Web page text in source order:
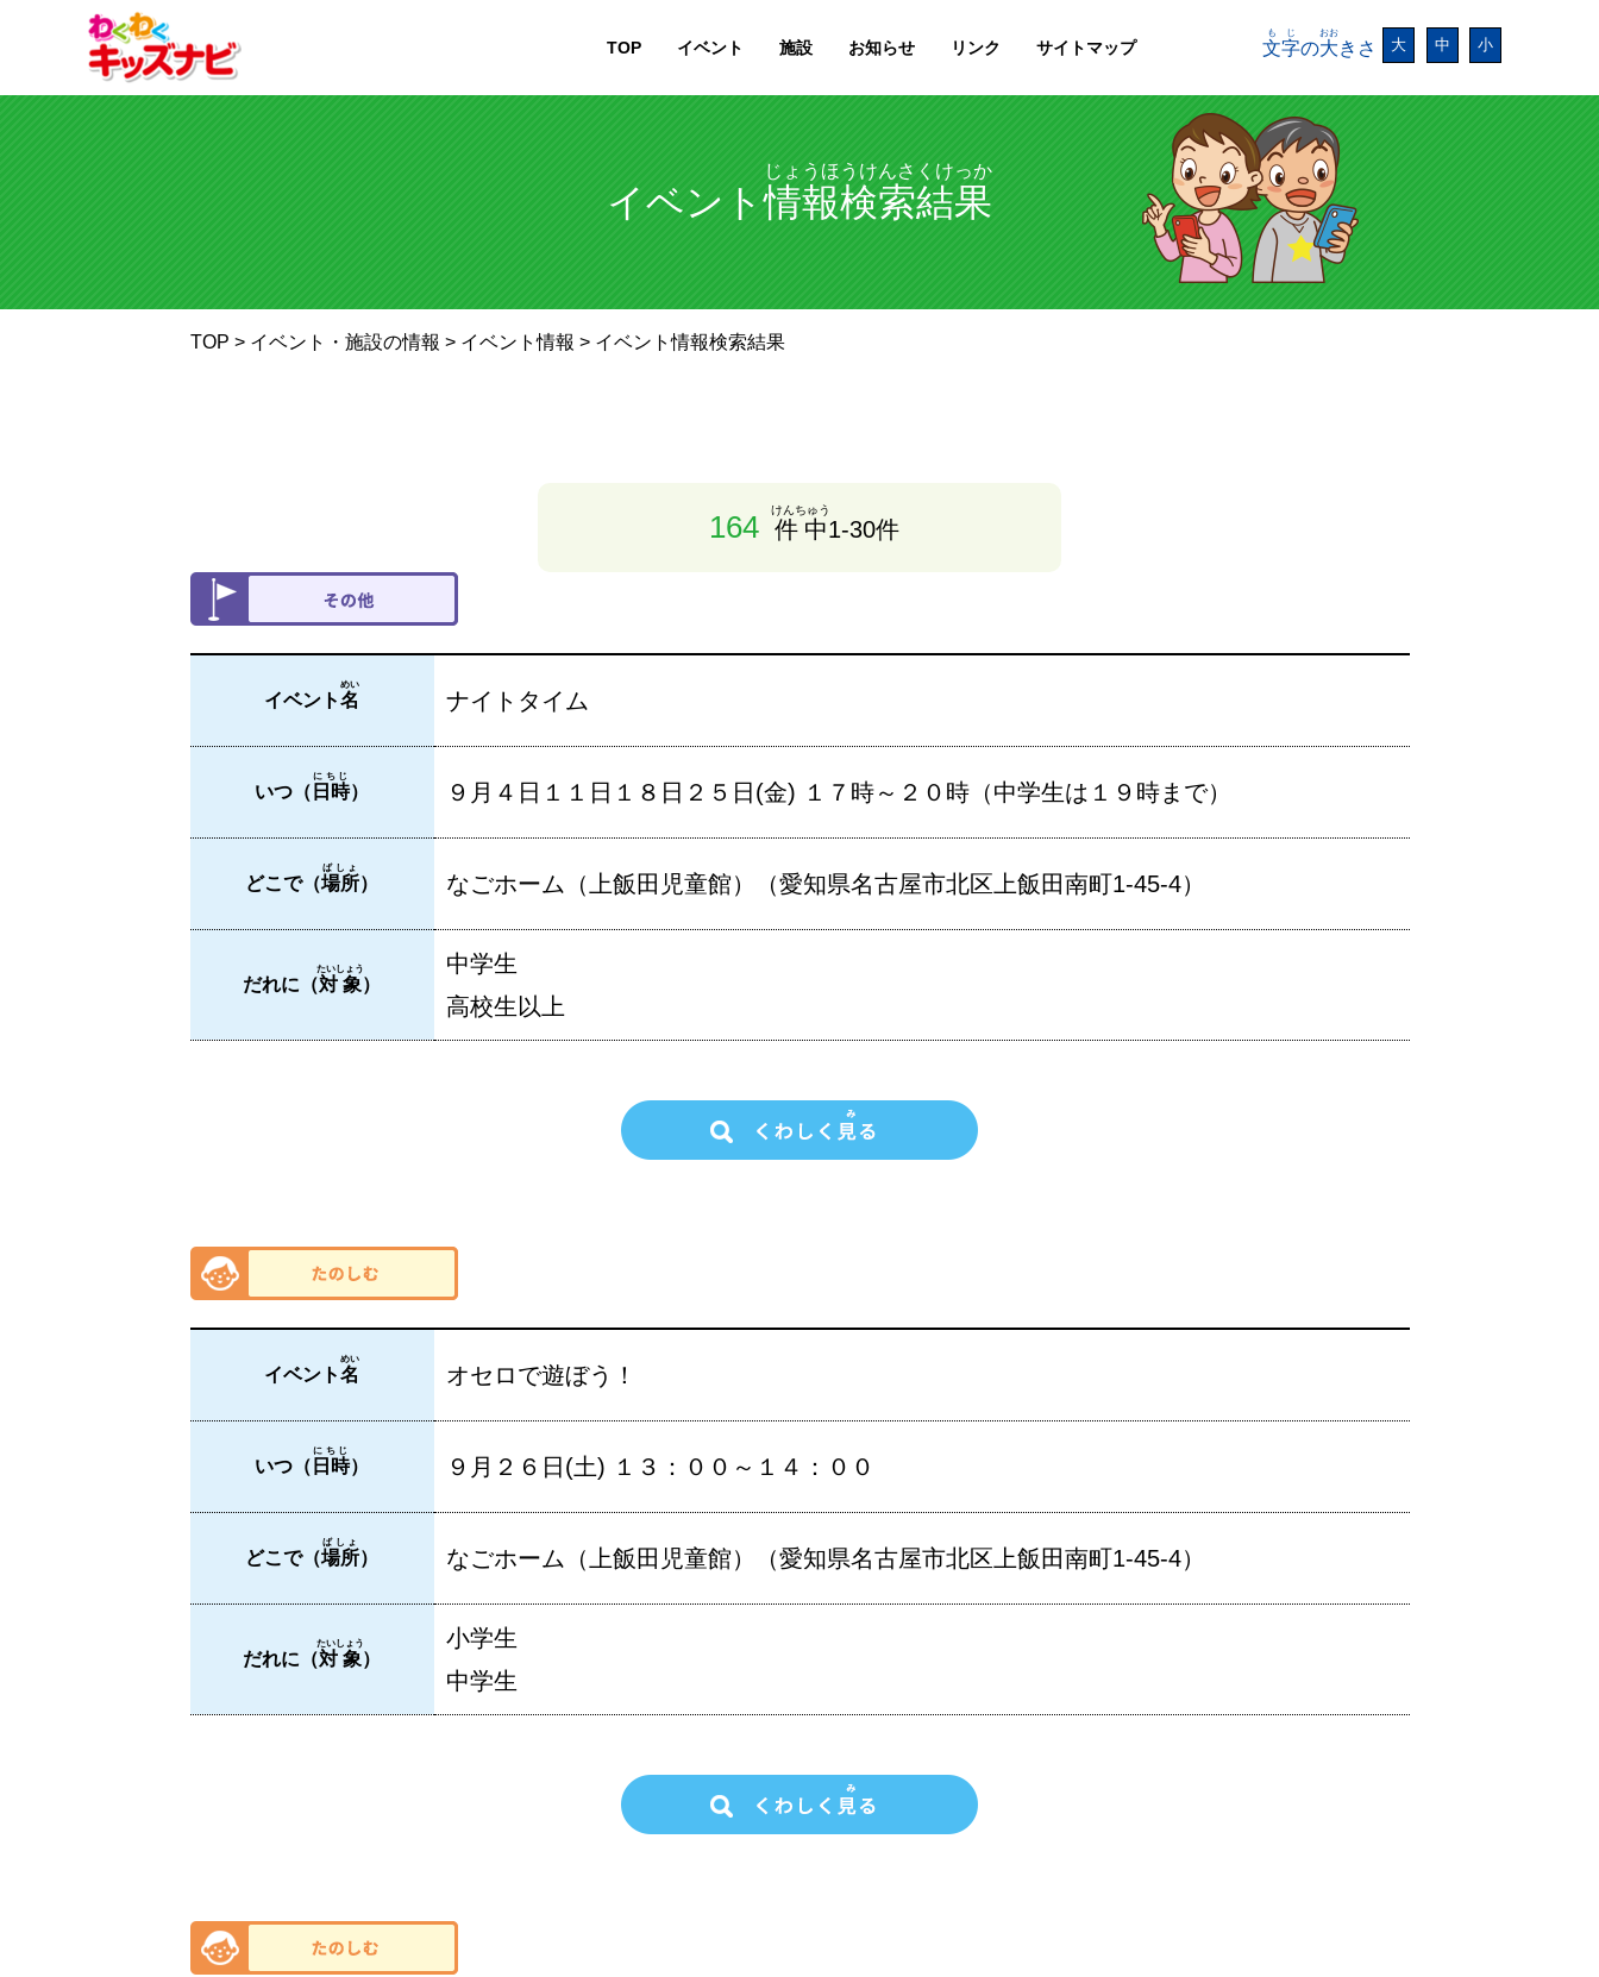
TOP イベント 施設 お知らせ リンク サイトマップ 文字
もじ
の大
おお
きさ 大 中 小
イベント情報検索結果
じょうほうけんさくけっか
TOP > イベント・施設の情報 > イベント情報 > イベント情報検索結果
164 件中
けんちゅう
1-30件
イベント名
めい
ナイトタイム
いつ（ 日時
にちじ
） ９月４日１１日１８日２５日(金) １７時～２０時（中学生は１９時まで）
どこで（場所
ばしょ
） なごホーム（上飯田児童館）（愛知県名古屋市北区上飯田南町1-45-4）
だれに（対象
たいしょう
）
中学生
高校生以上
イベント名
めい
オセロで遊ぼう！
いつ（ 日時
にちじ
） ９月２６日(土) １３：００～１４：００
どこで（場所
ばしょ
） なごホーム（上飯田児童館）（愛知県名古屋市北区上飯田南町1-45-4）
だれに（対象
たいしょう
）
小学生
中学生